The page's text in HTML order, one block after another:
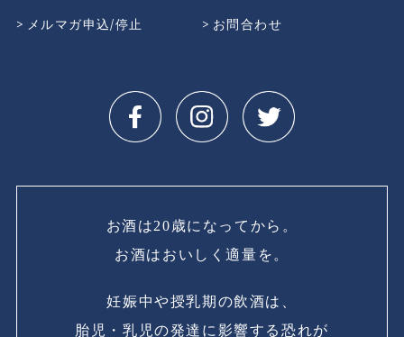
メルマガ申込/停止
お問合わせ
お酒は20歳になってから。
お酒はおいしく適量を。
妊娠中や授乳期の飲酒は、
胎児・乳児の発達に影響する恐れが